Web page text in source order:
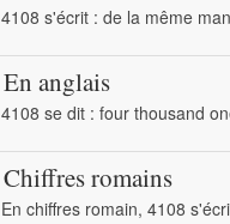
4108 s'écrit : de la même
En anglais
4108 se dit : four thousand
Chiffres romains
En chiffres romain, 4108